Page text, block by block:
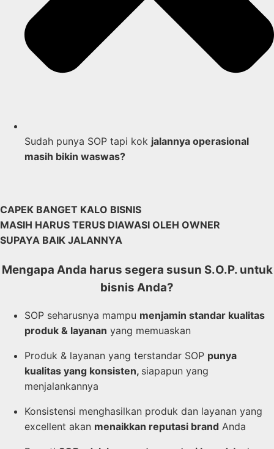
Sudah punya SOP tapi kok jalannya operasional
masih bikin waswas?
CAPEK BANGET KALO BISNIS
MASIH HARUS TERUS DIAWASI OLEH OWNER
SUPAYA BAIK JALANNYA
Mengapa Anda harus segera susun S.O.P. untuk
bisnis Anda?
SOP seharusnya mampu menjamin standar kualitas
produk & layanan yang memuaskan
Produk & layanan yang terstandar SOP punya
kualitas yang konsisten, siapapun yang
menjalankannya
Konsistensi menghasilkan produk dan layanan yang
excellent akan menaikkan reputasi brand Anda